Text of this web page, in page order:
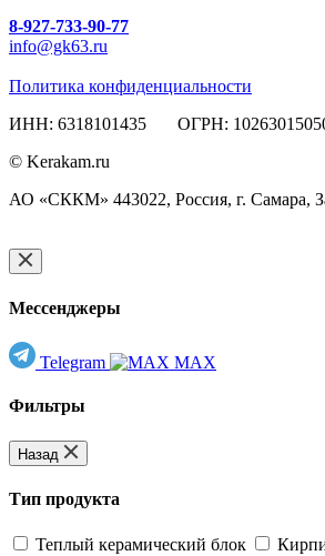
8-927-733-90-77
info@gk63.ru
Политика конфиденциальности
ИНН: 6318101435 ОГРН:
© Kerakam.ru
АО «СККМ» 443022, Россия, г. Самара,
Мессенджеры
Telegram MAX
Фильтры
Назад
Тип продукта
Теплый керамический блок